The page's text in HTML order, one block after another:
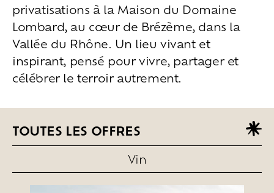
Habiter la maison
Les espaces extérieurs
Les espaces intérieurs
Les chambres
Les services en plus
Goûter le
Ralentir et se recentrer
les paysages
Créer ensemble
rencontre
privatisations à la Maison du Domaine
Lombard, au cœur de Brézème, dans la
Vallée du Rhône. Un lieu vivant et
inspirant, pensé pour vivre, partager et
célébrer le terroir autrement.
TOUTES LES OFFRES
Vin